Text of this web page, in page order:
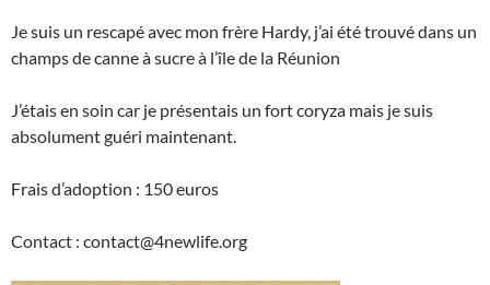
Je suis un rescapé avec mon frère Hardy, j’ai été trouvé dans un
champs de canne à sucre à l’île de la Réunion
J’étais en soin car je présentais un fort coryza mais je suis
absolument guéri maintenant.
Frais d’adoption : 150 euros
Contact : contact@4newlife.org